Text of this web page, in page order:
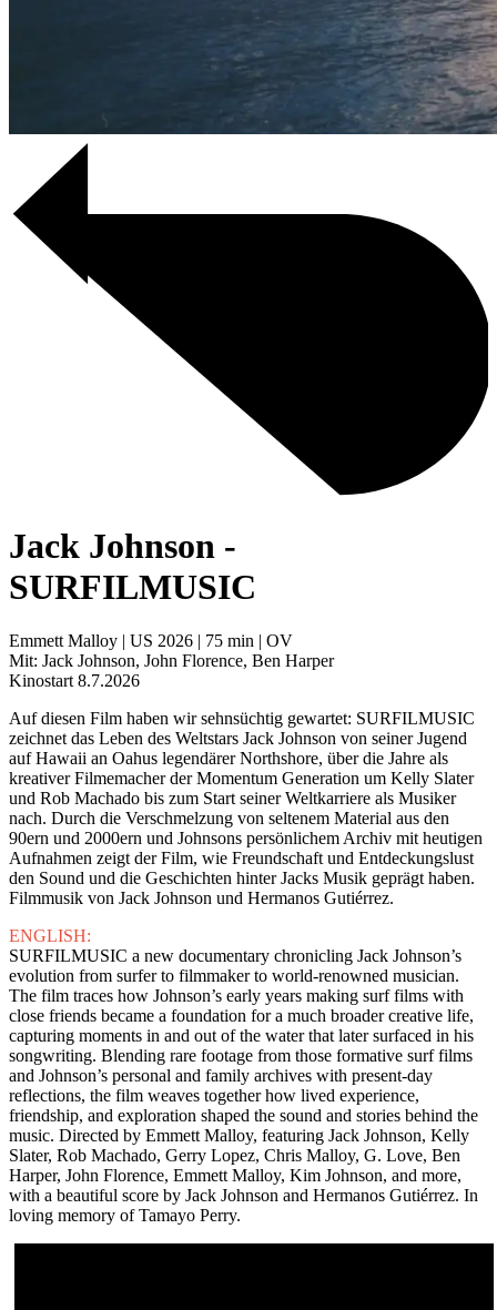
Jack Johnson -
SURFILMUSIC
Emmett Malloy | US 2026 | 75 min | OV
Mit: Jack Johnson, John Florence, Ben Harper
Kinostart 8.7.2026
Auf diesen Film haben wir sehnsüchtig gewartet: SURFILMUSIC
zeichnet das Leben des Weltstars Jack Johnson von seiner Jugend
auf Hawaii an Oahus legendärer Northshore, über die Jahre als
kreativer Filmemacher der Momentum Generation um Kelly Slater
und Rob Machado bis zum Start seiner Weltkarriere als Musiker
nach. Durch die Verschmelzung von seltenem Material aus den
90ern und 2000ern und Johnsons persönlichem Archiv mit heutigen
Aufnahmen zeigt der Film, wie Freundschaft und Entdeckungslust
den Sound und die Geschichten hinter Jacks Musik geprägt haben.
Filmmusik von Jack Johnson und Hermanos Gutiérrez.
ENGLISH:
SURFILMUSIC a new documentary chronicling Jack Johnson’s
evolution from surfer to filmmaker to world-renowned musician.
The film traces how Johnson’s early years making surf films with
close friends became a foundation for a much broader creative life,
capturing moments in and out of the water that later surfaced in his
songwriting. Blending rare footage from those formative surf films
and Johnson’s personal and family archives with present-day
reflections, the film weaves together how lived experience,
friendship, and exploration shaped the sound and stories behind the
music. Directed by Emmett Malloy, featuring Jack Johnson, Kelly
Slater, Rob Machado, Gerry Lopez, Chris Malloy, G. Love, Ben
Harper, John Florence, Emmett Malloy, Kim Johnson, and more,
with a beautiful score by Jack Johnson and Hermanos Gutiérrez. In
loving memory of Tamayo Perry.